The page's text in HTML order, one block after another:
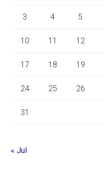
3 4 5
10 11 12
17 18 19
24 25 26
31
« Jul